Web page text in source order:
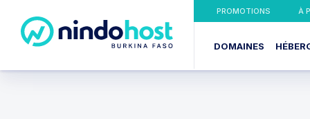
PROMOTIONS À
DOMAINES